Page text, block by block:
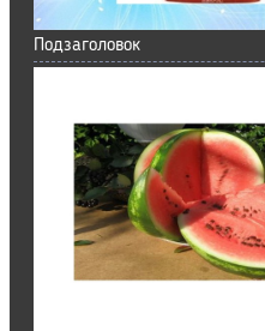
Подзаголовок